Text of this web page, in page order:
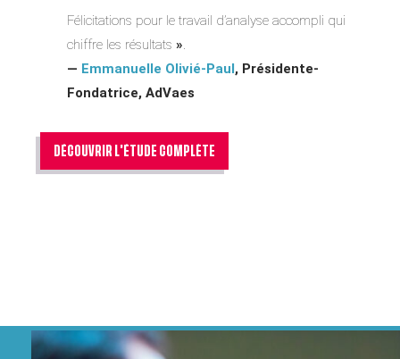
Félicitations pour le travail d’analyse accompli qui
chiffre les résultats »
— Emmanuelle Olivié-Paul, Présidente-
Fondatrice, AdVaes
DÉCOUVRIR L’ÉTUDE COMPLÈTE